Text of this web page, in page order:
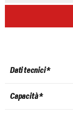
Dati tecnici *
Capacità *